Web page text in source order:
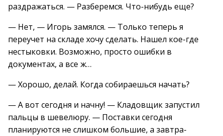
раздражаться. — Разберемся. Что-нибудь еще?
— Нет, — Игорь замялся. — Только теперь я
переучет на складе хочу сделать. Нашел кое-где
нестыковки. Возможно, просто ошибки в
документах, а все ж…
— Хорошо, делай. Когда собираешься начать?
— А вот сегодня и начну! — Кладовщик запустил
пальцы в шевелюру. — Поставки сегодня
планируются не слишком большие, а завтра-